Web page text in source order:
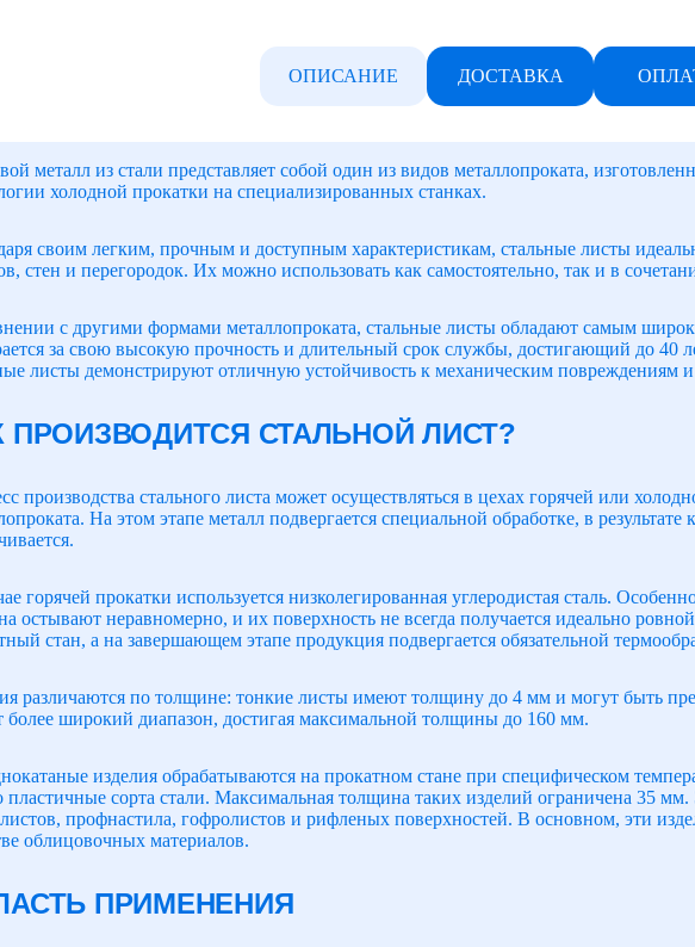
ОПИСАНИЕ ДОСТАВКА
металл из стали представляет собой один из видов металлопроката,
холодной прокатки на специализированных станках.
своим легким, прочным и доступным характеристикам, стальные листы
стен и перегородок. Их можно использовать как самостоятельно, так и в
с другими формами металлопроката, стальные листы обладают самым
за свою высокую прочность и длительный срок службы, достигающий до 40
листы демонстрируют отличную устойчивость к механическим повреждениям
ПРОИЗВОДИТСЯ СТАЛЬНОЙ ЛИСТ?
производства стального листа может осуществляться в цехах горячей или
На этом этапе металл подвергается специальной обработке, в
горячей прокатки используется низколегированная углеродистая сталь.
остывают неравномерно, и их поверхность не всегда получается идеально
стан, а на завершающем этапе продукция подвергается обязательной
различаются по толщине: тонкие листы имеют толщину до 4 мм и могут быть
более широкий диапазон, достигая максимальной толщины до 160 мм.
изделия обрабатываются на прокатном стане при специфическом
пластичные сорта стали. Максимальная толщина таких изделий ограничена 35
профнастила, гофролистов и рифленых поверхностей. В основном, эти
облицовочных материалов.
ПРИМЕНЕНИЯ